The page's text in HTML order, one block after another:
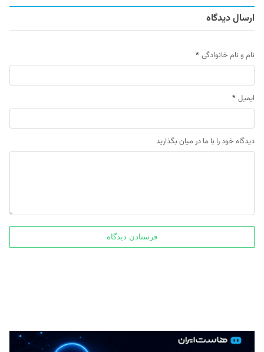
ارسال دیدگاه
نام و نام خانوادگی *
ایمیل *
دیدگاه خود را با ما در میان بگذارید